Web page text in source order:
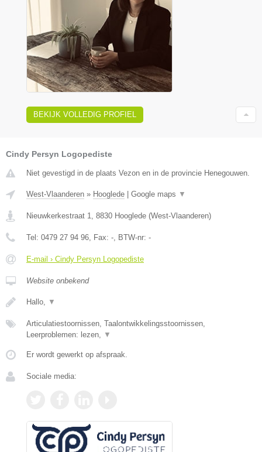
BEKIJK VOLLEDIG PROFIEL
Cindy Persyn Logopediste
Niet gevestigd in de plaats Vezon en in de provincie Henegouwen.
West-Vlaanderen » Hooglede | Google maps ▼
Nieuwkerkestraat 1 8830 Hooglede (West-Vlaanderen)
Tel: 0479 27 94 96 , Fax: - , BTW-nr: -
E-mail › Cindy Persyn Logopediste
Website onbekend
Hallo, ▼
Articulatiestoornissen, Taalontwikkelingsstoornissen,
Leerproblemen: lezen,
▼
Er wordt gewerkt op afspraak.
Sociale media: